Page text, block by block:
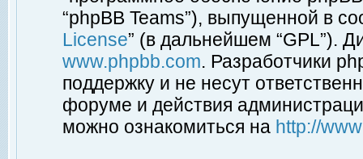
“phpBB Teams”), выпущенной в
License” (в дальнейшем “GPL”).
www.phpbb.com. Разработчики
поддержку и не несут
форуме и действия
можно ознакомиться на http://